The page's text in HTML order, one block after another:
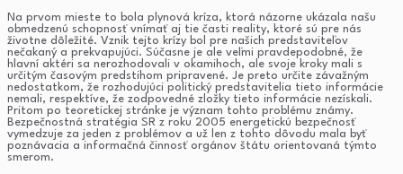
Na prvom mieste to bola plynová kríza, ktorá názorne ukázala našu
obmedzenú schopnosť vnímať aj tie časti reality, ktoré sú pre nás
životne dôležité. Vznik tejto krízy bol pre našich predstaviteľov
nečakaný a prekvapujúci. Súčasne je ale veľmi pravdepodobné, že
hlavní aktéri sa nerozhodovali v okamihoch, ale svoje kroky mali s
určitým časovým predstihom pripravené. Je preto určite závažným
nedostatkom, že rozhodujúci politický predstavitelia tieto informácie
nemali, respektíve, že zodpovedné zložky tieto informácie nezískali.
Pritom po teoretickej stránke je význam tohto problému známy.
Bezpečnostná stratégia SR z roku 2005 energetickú bezpečnosť
vymedzuje za jeden z problémov a už len z tohto dôvodu mala byť
poznávacia a informačná činnosť orgánov štátu orientovaná týmto
smerom.